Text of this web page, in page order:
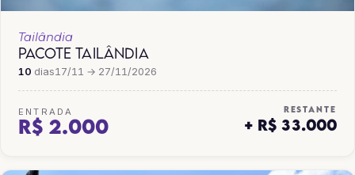
Tailândia
PACOTE TAILÂNDIA
10 dias17/11 → 27/11/2026
ENTRADA
R$ 2.000
RESTANTE
+ R$ 33.000